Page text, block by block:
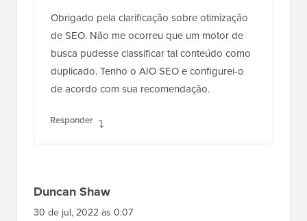
Obrigado pela clarificação sobre otimização
de SEO. Não me ocorreu que um motor de
busca pudesse classificar tal conteúdo como
duplicado. Tenho o AIO SEO e configurei-o
de acordo com sua recomendação.
Responder
Duncan Shaw
30 de jul, 2022 às 0:07